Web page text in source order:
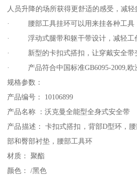
人员升降的场所获得更舒适的感受，减轻
· 腰部工具挂环可以用来挂各种工具
· 浮动式腿带和躯干带设计，减轻工
· 新型的卡扣式搭扣，让穿戴安全带
· 产品符合中国标准GB6095-2009,欧
规格参数：
产品编号： 10106899
产品名称 ：沃克曼全能型全身式安全带
产品描述： 卡扣式搭扣，背部D型环，
部和臀部衬垫，腰部工具环
材质： 聚酯
颜色： /黑色